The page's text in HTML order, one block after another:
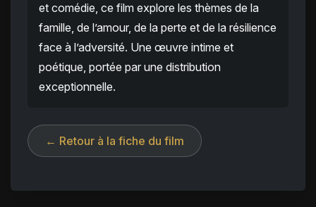
et comédie, ce film explore les thèmes de la
famille, de l’amour, de la perte et de la résilience
face à l’adversité. Une œuvre intime et
poétique, portée par une distribution
exceptionnelle.
← Retour à la fiche du film